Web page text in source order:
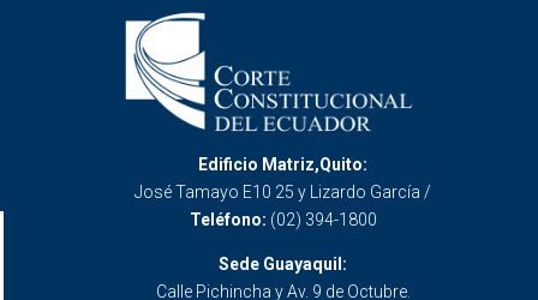
Edificio Matriz,Quito:
José Tamayo E10 25 y Lizardo García /
Teléfono: (02) 394-1800
Sede Guayaquil:
Calle Pichincha y Av. 9 de Octubre.